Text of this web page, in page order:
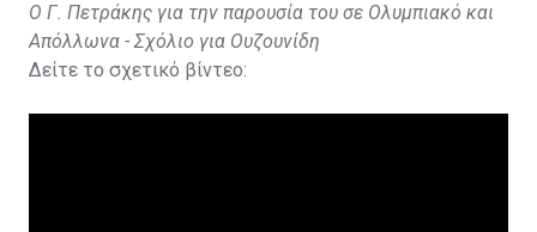
Ο Γ. Πετράκης για την παρουσία του σε Ολυμπιακό και
Απόλλωνα - Σχόλιο για Ουζουνίδη
Δείτε το σχετικό βίντεο: